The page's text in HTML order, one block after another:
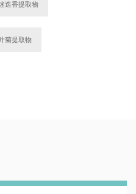
迭香提取物
菊提取物